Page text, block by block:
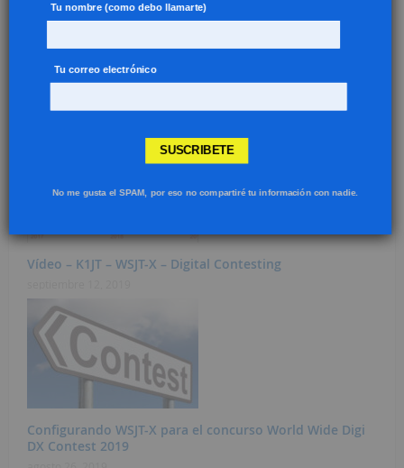
Sesiones de práctica – Concurso ARRL RTTY Roundup
Vídeo – K1JT – WSJT-X – Digital Contesting
Configurando WSJT-X para el concurso World Wide Digi
DX Contest 2019
Tu nombre (como debo llamarte)
No me gusta el SPAM, por eso no compartiré tu información con nadie.
SUSCRIBETE
Tu correo electrónico